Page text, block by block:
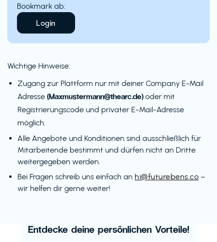
Bookmark ab:
Login
Wichtige Hinweise:
Zugang zur Plattform nur mit deiner Company E-Mail
Adresse (Maxmustermann@thearc.de) oder mit
Registrierungscode und privater E-Mail-Adresse
möglich.
Alle Angebote und Konditionen sind ausschließlich für
Mitarbeitende bestimmt und dürfen nicht an Dritte
weitergegeben werden.
Bei Fragen schreib uns einfach an hi@futurebens.co –
wir helfen dir gerne weiter!
Entdecke deine persönlichen Vorteile!